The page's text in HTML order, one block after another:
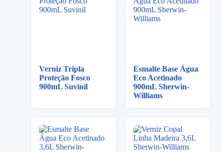
Verniz Tripla
Proteção Fosco
900mL Suvinil
Esmalte Base Água
Eco Acetinado
900mL Sherwin-
Williams